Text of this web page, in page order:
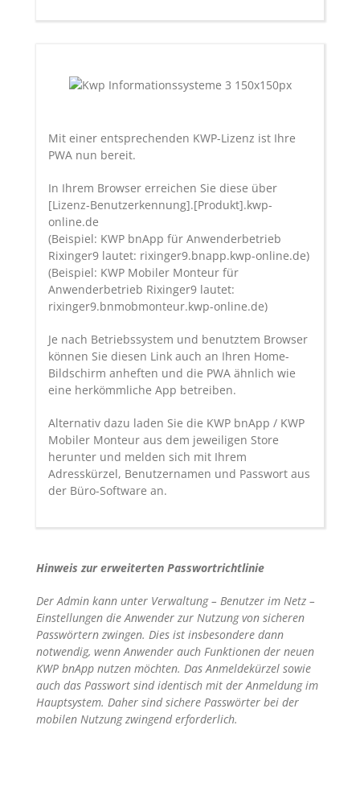
Mit einer entsprechenden KWP-Lizenz ist Ihre
PWA nun bereit.
In Ihrem Browser erreichen Sie diese über
[Lizenz-Benutzerkennung].[Produkt].kwp-
online.de
(Beispiel: KWP bnApp für Anwenderbetrieb
Rixinger9 lautet: rixinger9.bnapp.kwp-online.de)
(Beispiel: KWP Mobiler Monteur für
Anwenderbetrieb Rixinger9 lautet:
rixinger9.bnmobmonteur.kwp-online.de)
Je nach Betriebssystem und benutztem Browser
können Sie diesen Link auch an Ihren Home-
Bildschirm anheften und die PWA ähnlich wie
eine herkömmliche App betreiben.
Alternativ dazu laden Sie die KWP bnApp / KWP
Mobiler Monteur aus dem jeweiligen Store
herunter und melden sich mit Ihrem
Adresskürzel, Benutzernamen und Passwort aus
der Büro-Software an.
Hinweis zur erweiterten Passwortrichtlinie
Der Admin kann unter Verwaltung – Benutzer im Netz –
Einstellungen die Anwender zur Nutzung von sicheren
Passwörtern zwingen. Dies ist insbesondere dann
notwendig, wenn Anwender auch Funktionen der neuen
KWP bnApp nutzen möchten. Das Anmeldekürzel sowie
auch das Passwort sind identisch mit der Anmeldung im
Hauptsystem. Daher sind sichere Passwörter bei der
mobilen Nutzung zwingend erforderlich.